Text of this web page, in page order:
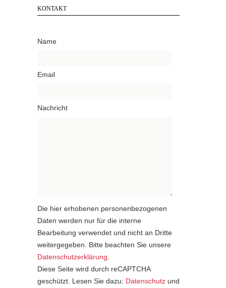
KONTAKT
Name
Email
Nachricht
Die hier erhobenen personenbezogenen
Daten werden nur für die interne
Bearbeitung verwendet und nicht an Dritte
weitergegeben. Bitte beachten Sie unsere
Datenschutzerklärung
Diese Seite wird durch reCAPTCHA
geschützt. Lesen Sie dazu: Datenschutz und